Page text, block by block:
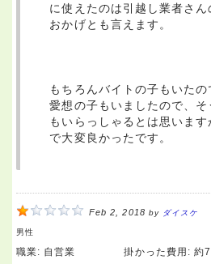
に使えたのは引越し業者さ
おかげとも言えます。
もちろんバイトの子もいた
愛想の子もいましたので、
もいらっしゃるとは思いま
で大変良かったです。
Feb 2, 2018 by ダイスケ
男性
職業: 自営業 掛かった費用: 約